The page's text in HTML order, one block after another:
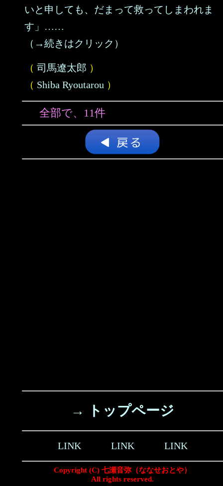
いと申しても、だまって救ってしまわれま
す」……
（→続きはクリック）
（ 司馬遼太郎 ）
（ Shiba Ryoutarou ）
全部で、11件
→ トップページ
LINK LINK LINK
Copyright (C) 七瀬音弥（ななせおとや）
All rights reserved.